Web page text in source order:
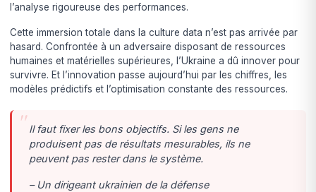
l’analyse rigoureuse des performances.
Cette immersion totale dans la culture data n’est pas arrivée par
hasard. Confrontée à un adversaire disposant de ressources
humaines et matérielles supérieures, l’Ukraine a dû innover pour
survivre. Et l’innovation passe aujourd’hui par les chiffres, les
modèles prédictifs et l’optimisation constante des ressources.
Il faut fixer les bons objectifs. Si les gens ne
produisent pas de résultats mesurables, ils ne
peuvent pas rester dans le système.
– Un dirigeant ukrainien de la défense